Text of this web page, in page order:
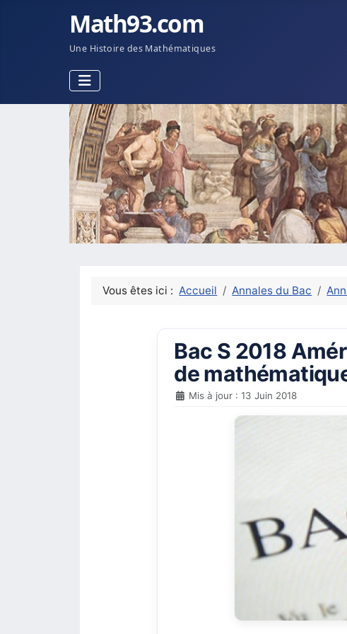
Math93.com
Une Histoire des Mathématiques
Vous êtes ici :Accueil Annales du Bac
Bac S 2018
de
Mis à jour : 13 Juin 2018